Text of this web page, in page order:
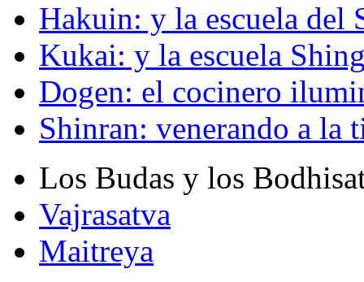
Hakuin: y la escuela del
Kukai: y la escuela
Dogen: el cocinero
Shinran: venerando a la
Los Budas y los
Vajrasatva
Maitreya